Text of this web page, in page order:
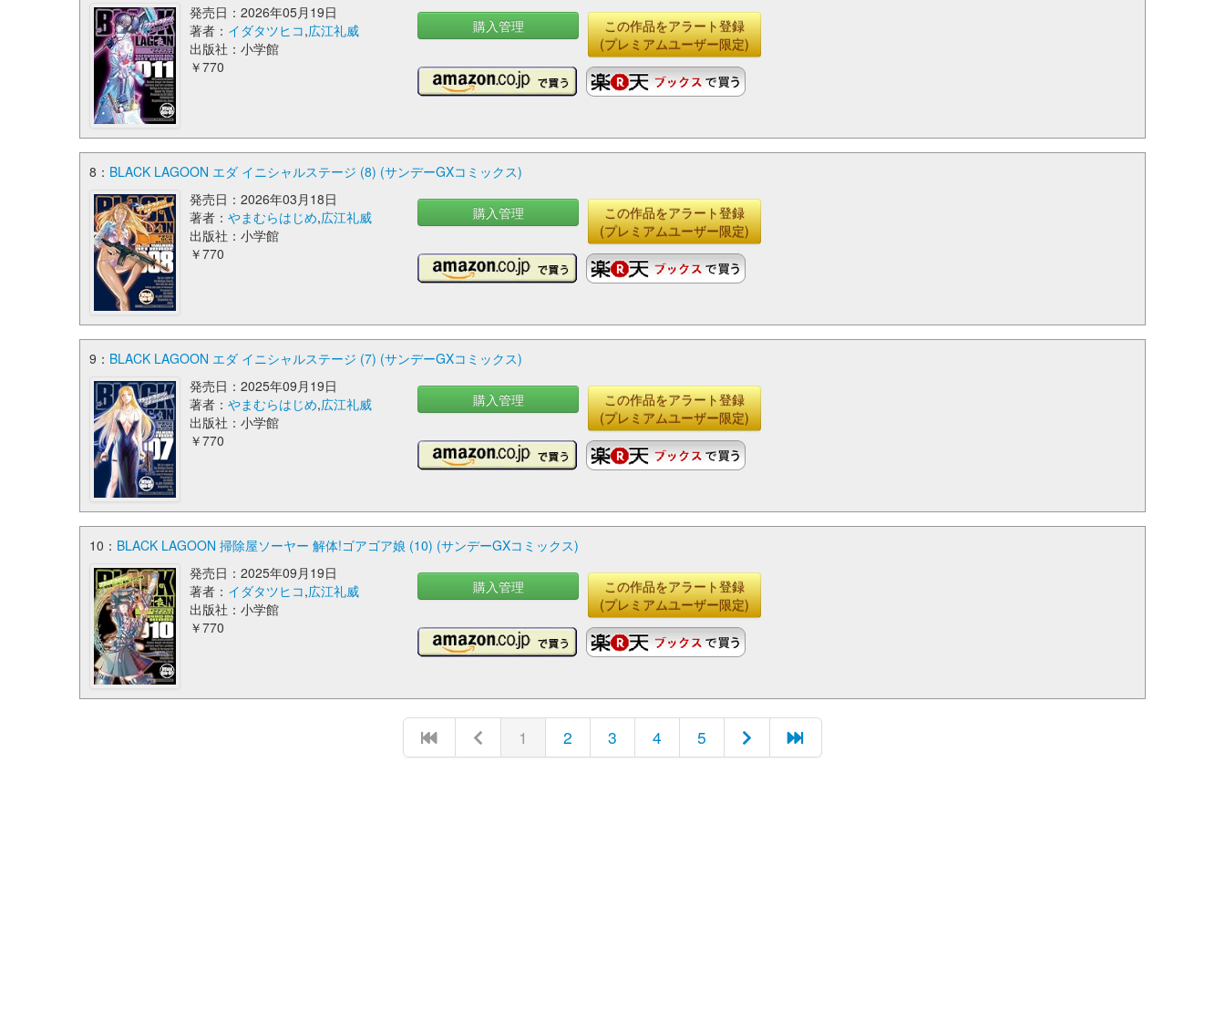
発売日：2026年05月19日
著者： イダタツヒコ,広江礼威
出版社：小学館
￥770
購入管理
この作品をアラート登録
(プレミアムユーザー限定)
8： BLACK LAGOON エダ イニシャルステージ (8) (サンデーGXコミックス)
発売日：2026年03月18日
著者：やまむらはじめ,広江礼威
出版社：小学館
￥770
購入管理
この作品をアラート登録
(プレミアムユーザー限定)
9： BLACK LAGOON エダ イニシャルステージ (7) (サンデーGXコミックス)
発売日：2025年09月19日
著者：やまむらはじめ,広江礼威
出版社：小学館
￥770
購入管理
この作品をアラート登録
(プレミアムユーザー限定)
10： BLACK LAGOON 掃除屋ソーヤー 解体!ゴアゴア娘 (10) (サンデーGXコミックス)
発売日：2025年09月19日
著者： イダタツヒコ,広江礼威
出版社：小学館
￥770
購入管理
この作品をアラート登録
(プレミアムユーザー限定)
1 2 3 4 5